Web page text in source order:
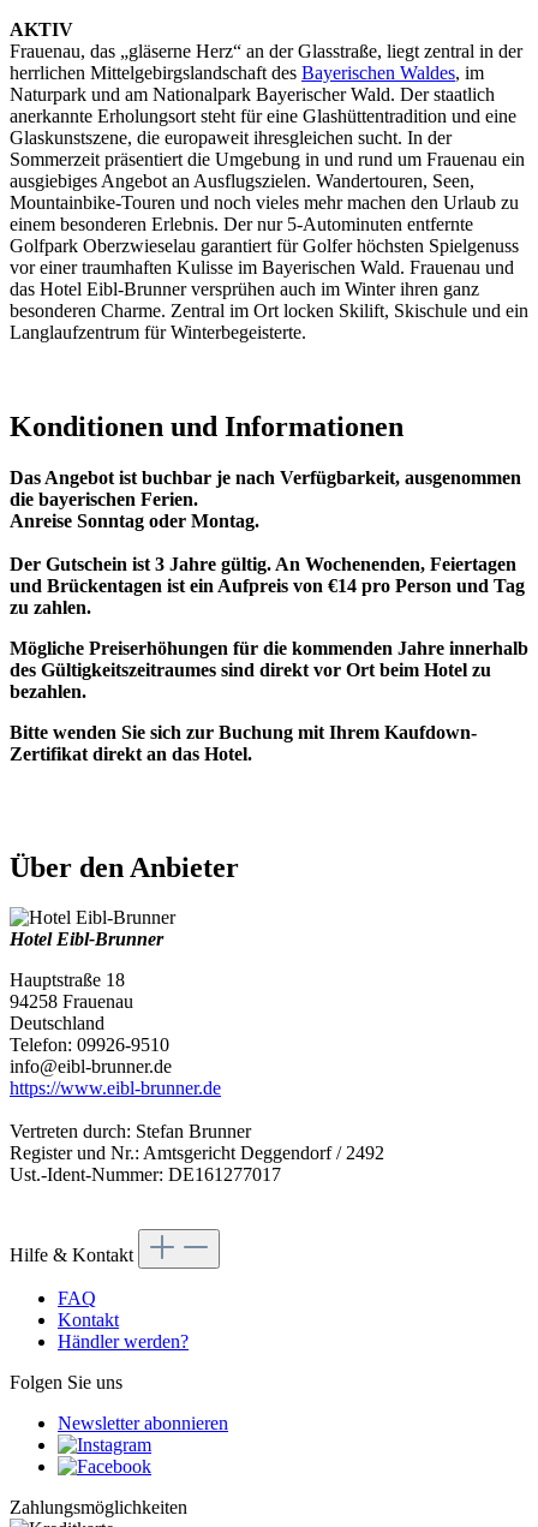
AKTIV
Frauenau, das „gläserne Herz“ an der Glasstraße, liegt zentral in der
herrlichen Mittelgebirgslandschaft des Bayerischen Waldes, im
Naturpark und am Nationalpark Bayerischer Wald. Der staatlich
anerkannte Erholungsort steht für eine Glashüttentradition und eine
Glaskunstszene, die europaweit ihresgleichen sucht. In der
Sommerzeit präsentiert die Umgebung in und rund um Frauenau ein
ausgiebiges Angebot an Ausflugszielen. Wandertouren, Seen,
Mountainbike-Touren und noch vieles mehr machen den Urlaub zu
einem besonderen Erlebnis. Der nur 5-Autominuten entfernte
Golfpark Oberzwieselau garantiert für Golfer höchsten Spielgenuss
vor einer traumhaften Kulisse im Bayerischen Wald. Frauenau und
das Hotel Eibl-Brunner versprühen auch im Winter ihren ganz
besonderen Charme. Zentral im Ort locken Skilift, Skischule und ein
Langlaufzentrum für Winterbegeisterte.
Konditionen und Informationen
Das Angebot ist buchbar je nach Verfügbarkeit, ausgenommen
die bayerischen Ferien.
Anreise Sonntag oder Montag.
Der Gutschein ist 3 Jahre gültig. An Wochenenden, Feiertagen
und Brückentagen ist ein Aufpreis von €14 pro Person und Tag
zu zahlen.
Mögliche Preiserhöhungen für die kommenden Jahre innerhalb
des Gültigkeitszeitraumes sind direkt vor Ort beim Hotel zu
bezahlen.
Bitte wenden Sie sich zur Buchung mit Ihrem Kaufdown-
Zertifikat direkt an das Hotel.
Über den Anbieter
Hotel Eibl-Brunner
Hauptstraße 18
94258 Frauenau
Deutschland
Telefon: 09926-9510
info@eibl-brunner.de
https://www.eibl-brunner.de
Vertreten durch: Stefan Brunner
Register und Nr.: Amtsgericht Deggendorf / 2492
Ust.-Ident-Nummer: DE161277017
Hilfe & Kontakt
FAQ
Kontakt
Händler werden?
Folgen Sie uns
Newsletter abonnieren
Zahlungsmöglichkeiten